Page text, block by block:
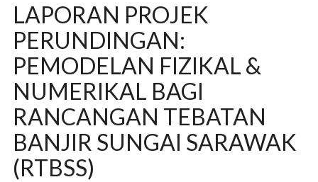
LAPORAN PROJEK
PERUNDINGAN:
PEMODELAN FIZIKAL &
NUMERIKAL BAGI
RANCANGAN TEBATAN
BANJIR SUNGAI SARAWAK
(RTBSS)